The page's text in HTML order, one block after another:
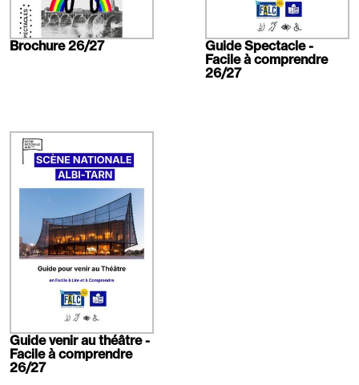
Brochure 26/27
Guide Spectacle -
Facile à comprendre
26/27
Guide venir au théâtre -
Facile à comprendre
26/27
savoir
plus